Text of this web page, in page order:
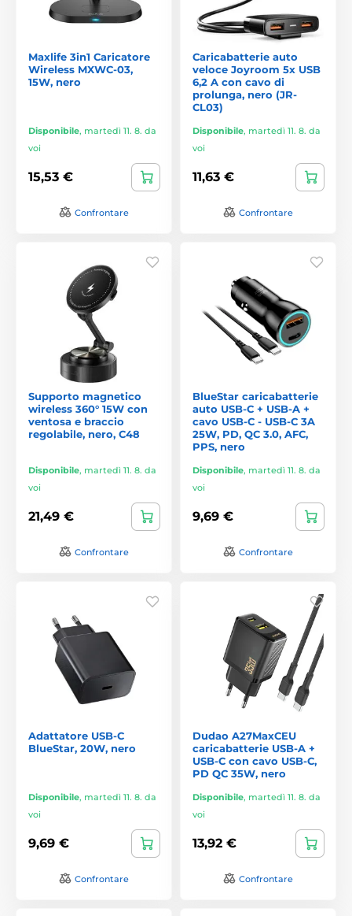
Maxlife 3in1 Caricatore
Wireless MXWC-03,
15W, nero
Disponibile, martedì 11. 8. da
voi
15,53 €
Confrontare
Caricabatterie auto
veloce Joyroom 5x USB
6,2 A con cavo di
prolunga, nero (JR-
CL03)
Disponibile, martedì 11. 8. da
voi
11,63 €
Confrontare
Supporto magnetico
wireless 360° 15W con
ventosa e braccio
regolabile, nero, C48
Disponibile, martedì 11. 8. da
voi
21,49 €
Confrontare
BlueStar caricabatterie
auto USB-C + USB-A +
cavo USB-C - USB-C 3A
25W, PD, QC 3.0, AFC,
PPS, nero
Disponibile, martedì 11. 8. da
voi
9,69 €
Confrontare
Adattatore USB-C
BlueStar, 20W, nero
Disponibile, martedì 11. 8. da
voi
9,69 €
Confrontare
Dudao A27MaxCEU
caricabatterie USB-A +
USB-C con cavo USB-C,
PD QC 35W, nero
Disponibile, martedì 11. 8. da
voi
13,92 €
Confrontare